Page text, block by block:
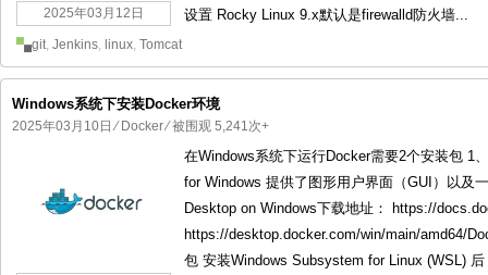
2025年03月12日
设置 Rocky Linux 9.x默认是firewalld防火墙...
git, Jenkins, linux, Tomcat
Windows系统下安装Docker环境
2025年03月10日 ⁄ Docker⁄ 被围观 5,241次+
在Windows系统下运行Docker需要2个安装包 1
for Windows 提供了图形用户界面（GUI）以及
Desktop on Windows下载地址： https://
https://desktop.docker.com/win/main/amd64/
包 安装Windows Subsystem for Linux (WSL)